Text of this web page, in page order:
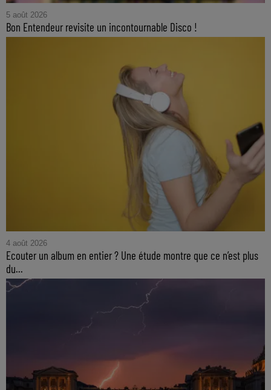
5 août 2026
Bon Entendeur revisite un incontournable Disco !
4 août 2026
Ecouter un album en entier ? Une étude montre que ce n’est plus
du...